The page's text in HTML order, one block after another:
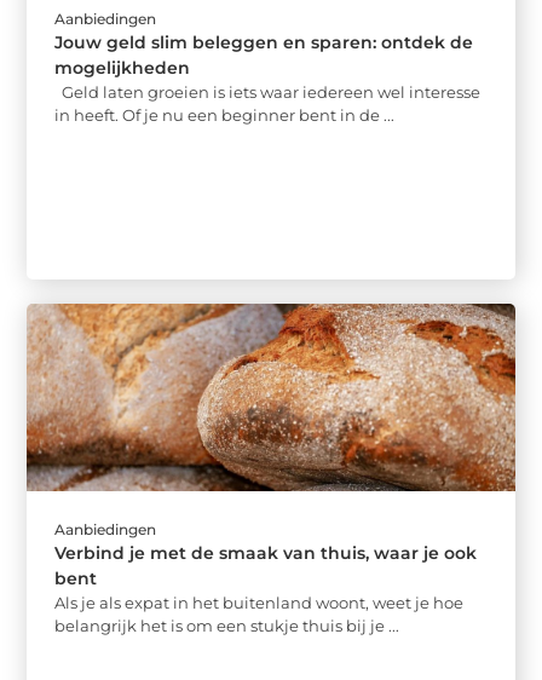
Aanbiedingen
Jouw geld slim beleggen en sparen: ontdek de
mogelijkheden
Geld laten groeien is iets waar iedereen wel interesse
in heeft. Of je nu een beginner bent in de ...
Aanbiedingen
Verbind je met de smaak van thuis, waar je ook
bent
Als je als expat in het buitenland woont, weet je hoe
belangrijk het is om een stukje thuis bij je ...